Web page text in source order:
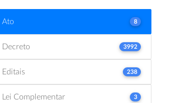
Ato 8
Decreto 3992
Editais 238
Lei Complementar 3